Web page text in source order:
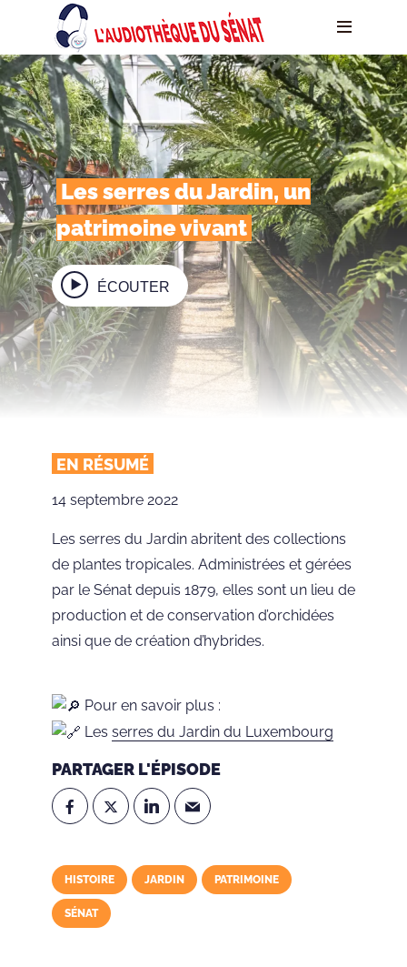
Les serres du Jardin, un
patrimoine vivant
ÉCOUTER
EN RÉSUMÉ
14 septembre 2022
Les serres du Jardin abritent des collections
de plantes tropicales. Administrées et gérées
par le Sénat depuis 1879, elles sont un lieu de
production et de conservation d’orchidées
ainsi que de création d’hybrides.
Pour en savoir plus :
Les serres du Jardin du Luxembourg
PARTAGER L'ÉPISODE
HISTOIRE JARDIN PATRIMOINE
SÉNAT